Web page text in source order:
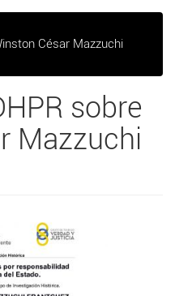
César Mazzuchi
sobre
Mazzuchi